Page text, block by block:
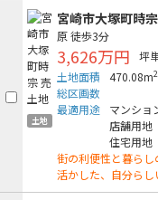
土地
宮崎市大塚町時宗
原徒歩3分
3,626万円
坪
土地面積
470.08m2
総区画数
最適用途
マンショ
店舗用地
住宅用地
街の利便性と暮ら
活かした、自分ら